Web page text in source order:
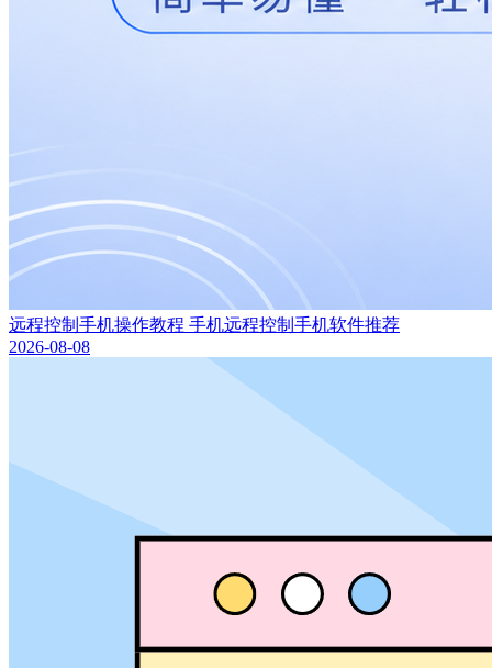
远程控制手机操作教程 手机远程控制手机软件推荐
2026-08-08